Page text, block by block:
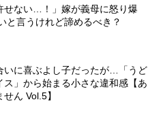
せない…！」嫁が義母に怒り爆
と言うけれど諦めるべき？
いに喜ぶよし子だったが…「うど
ス」から始まる小さな違和感【あ
ん Vol.5】